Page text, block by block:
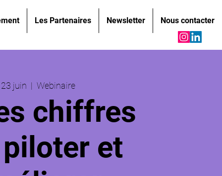
Les Partenaires Newsletter Nous contacter
juin
  |
Webinaire
chiffres
et